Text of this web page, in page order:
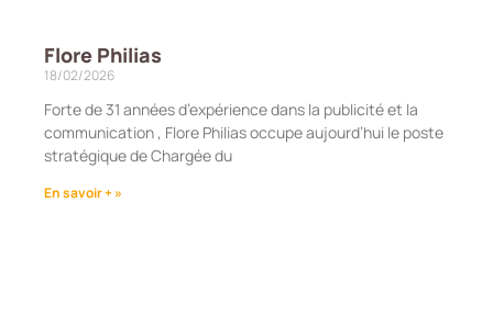
Flore Philias
18/02/2026
Forte de 31 années d’expérience dans la publicité et la
communication , Flore Philias occupe aujourd’hui le poste
stratégique de Chargée du
En savoir + »